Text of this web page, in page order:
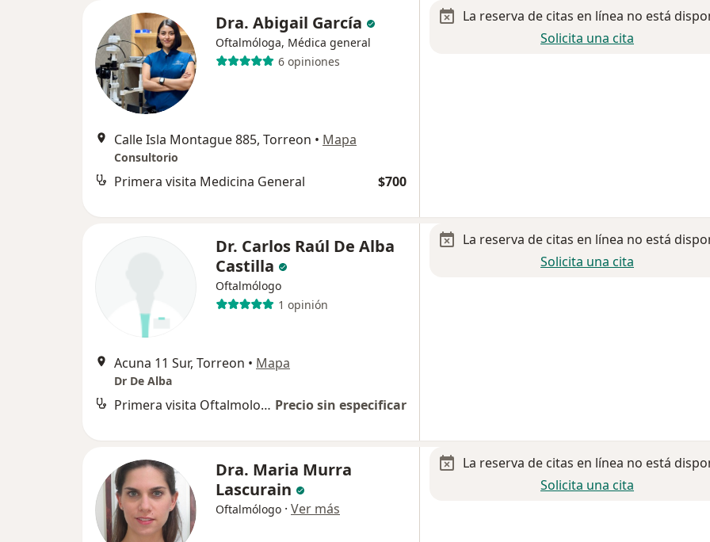
Dra. Abigail García
Oftalmóloga, Médica general
6 opiniones
Calle Isla Montague 885, Torreon • Mapa
Consultorio
Primera visita Medicina General $700
La reserva de citas en línea no está
Solicita una cita
Dr. Carlos Raúl De Alba
Castilla
Oftalmólogo
1 opinión
Acuna 11 Sur, Torreon • Mapa
Dr De Alba
Primera visita Oftalmología Precio sin especificar
La reserva de citas en línea no está
Solicita una cita
Dra. Maria Murra
Lascurain
Oftalmólogo · Ver más
La reserva de citas en línea no está
Solicita una cita